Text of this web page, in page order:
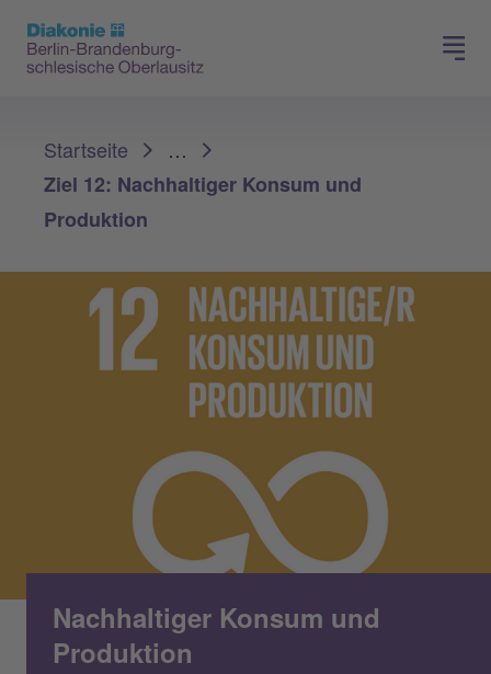
Presse
Startseite
…
Ziel 12: Nachhaltiger Konsum und
Produktion
Nachhaltiger Konsum und
Produktion